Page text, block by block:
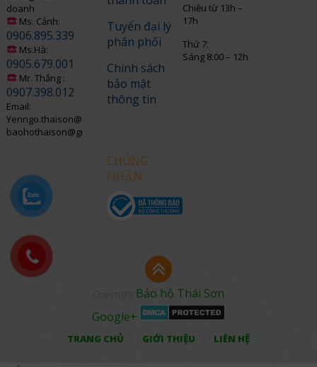
doanh
Ms. Cảnh:
0906.895.339
Ms.Hà:
0905.679.001
Mr. Thắng :
0907.398.012
Email:
Yenngo.thaison@gmail.com
baohothaison@gmail.com
Tuyển đại lý
phân phối
Chính sách
bảo mật
thông tin
CHỨNG
NHẬN
Chiều từ 13h –
17h
Thứ 7:
Sáng 8:00 – 12h
Bảo hộ Thái Sơn
Google+
TRANG CHỦ GIỚI THIỆU LIÊN HỆ